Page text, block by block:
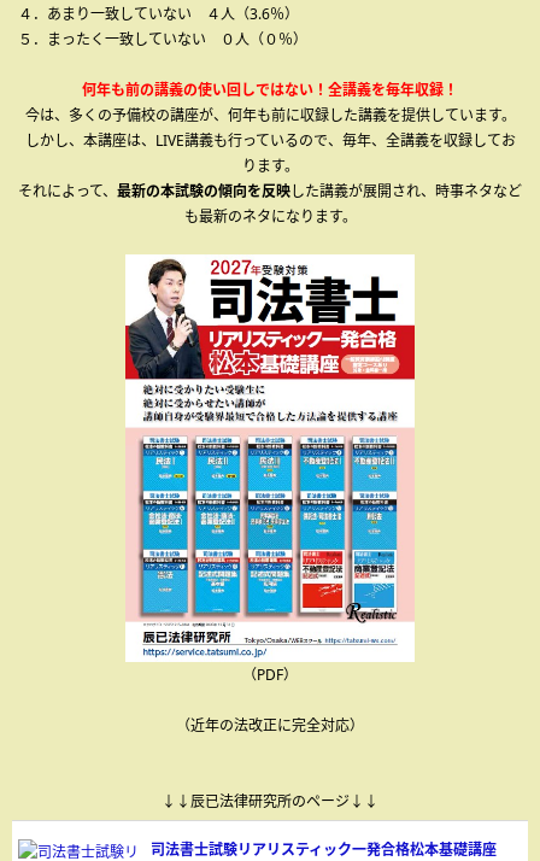
４．あまり一致していない ４人（3.6％）
５．まったく一致していない ０人（０％）
何年も前の講義の使い回しではない！全講義を毎年収録！
今は、多くの予備校の講座が、何年も前に収録した講義を提供しています。
しかし、本講座は、LIVE講義も行っているので、毎年、全講義を収録してお
ります。
それによって、 最新の本試験の傾向を反映した講義が展開され、時事ネタなど
も最新のネタになります。
（PDF）
（近年の法改正に完全対応）
↓↓辰已法律研究所のページ↓↓
司法書士試験リアリスティック一発合格松本基礎講座